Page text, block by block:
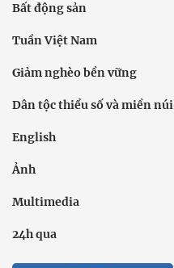
Bất động sản
Tuần Việt Nam
Giảm nghèo bền vững
Dân tộc thiểu số và miền núi
English
Ảnh
Multimedia
24h qua